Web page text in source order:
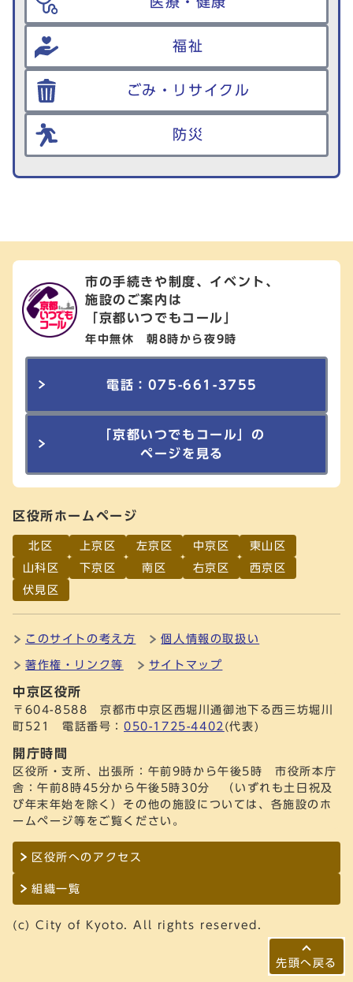
福祉
ごみ・リサイクル
防災
先頭へ戻る
市の手続きや制度、イベント、
施設のご案内は
「京都いつでもコール」
年中無休 朝8時から夜9時
電話：075-661-3755
「京都いつでもコール」の
ページを見る
区役所ホームページ
北区 上京区 左京区 中京区
東山区
山科区
下京区 南区 右京区
西京区
伏見区
このサイトの考え方 個人情報の取扱い
著作権・リンク等 サイトマップ
中京区役所
〒604-8588 京都市中京区西堀川通御池下る西三坊堀川
町521 電話番号： 050-1725-4402 (代表)
開庁時間
区役所・支所、出張所：午前9時から午後5時 市役所本庁
舎：午前8時45分から午後5時30分 （いずれも土日祝及
び年末年始を除く）その他の施設については、各施設のホ
ームページ等をご覧ください。
区役所へのアクセス
組織一覧
(c) City of Kyoto. All rights reserved.